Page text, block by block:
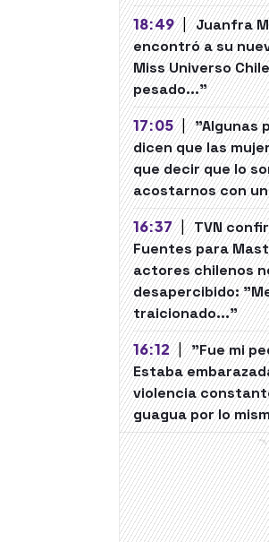
18:49 | Juanfra
encontró a su
Miss Universo
pesado..."
17:05 | "Algunas
dicen que las
que decir que lo
acostarnos con
16:37 | TVN
Fuentes para
actores chilenos
desapercibido:
traicionado..."
16:12 | "Fue mi
Estaba
violencia
guagua por lo